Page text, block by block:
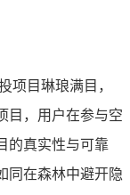
项目琳琅满目，
目，用户在参与空
的真实性与可靠
同在森林中避开隐